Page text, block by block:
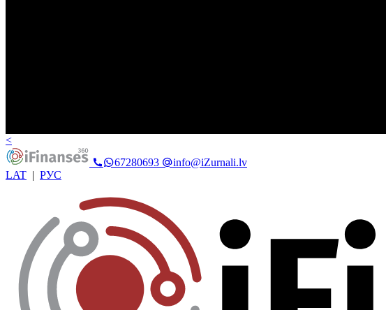
<
67280693
info@iZurnali.lv
LAT | РУС